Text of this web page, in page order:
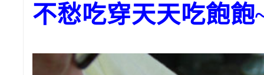
不愁吃穿天天吃飽飽